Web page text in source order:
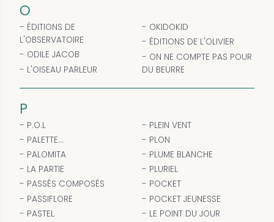
O
ÉDITIONS DE
L'OBSERVATOIRE
ODILE JACOB
L'OISEAU PARLEUR
OKIDOKID
ÉDITIONS DE L'OLIVIER
ON NE COMPTE PAS POUR
DU BEURRE
P
P.O.L
PALETTE...
PALOMITA
LA PARTIE
PASSÉS COMPOSÉS
PASSIFLORE
PASTEL
PLEIN VENT
PLON
PLUME BLANCHE
PLURIEL
POCKET
POCKET JEUNESSE
LE POINT DU JOUR